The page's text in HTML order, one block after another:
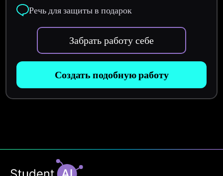
Речь для защиты в подарок
Забрать работу себе
Создать подобную работу